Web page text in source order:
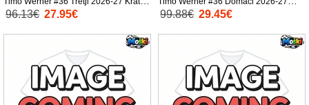
Rokav (+ Kratke hlače)
96.13€ 27.95€
Kratek Rokav
99.88€ 29.45€